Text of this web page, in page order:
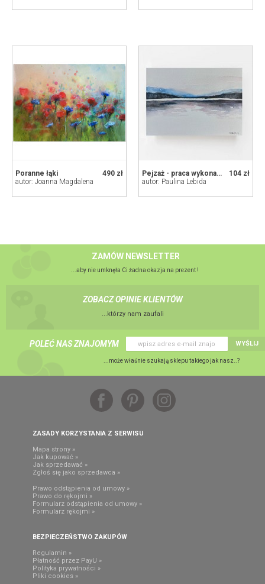
490 zł
Poranne łąki
autor: Joanna Magdalena
104 zł
Pejzaż - praca wykonana akwarelą
autor: Paulina Lebida
ZAMÓW NEWSLETTER
...aby nie umknęła Ci żadna okazja na prezent !
ZOBACZ OPINIE KLIENTÓW
...którzy nam zaufali
POLEĆ NAS ZNAJOMYM WYŚLIJ
...może właśnie szukają sklepu takiego jak nasz..?
ZASADY KORZYSTANIA Z SERWISU
Mapa strony »
Jak kupować »
Jak sprzedawać »
Zgłoś się jako sprzedawca »
Prawo odstąpienia od umowy »
Prawo do rękojmi »
Formularz odstąpienia od umowy »
Formularz rękojmi »
BEZPIECZEŃSTWO ZAKUPÓW
Regulamin »
Płatność przez PayU »
Polityka prywatności »
Pliki cookies »